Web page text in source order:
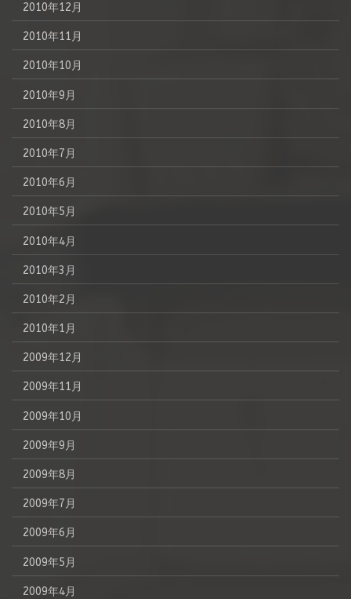
2010年12月
2010年11月
2010年10月
2010年9月
2010年8月
2010年7月
2010年6月
2010年5月
2010年4月
2010年3月
2010年2月
2010年1月
2009年12月
2009年11月
2009年10月
2009年9月
2009年8月
2009年7月
2009年6月
2009年5月
2009年4月